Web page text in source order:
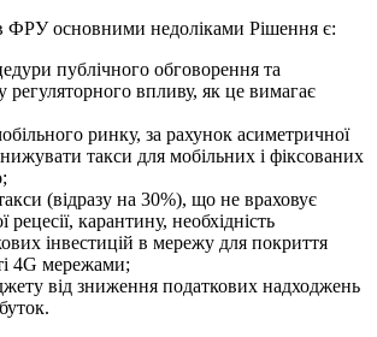
ФРУ основними недоліками Рішення є:
публічного обговорення та
регуляторного впливу, як це вимагає
ринку, за рахунок асиметричної
такси для мобільних і фіксованих
(відразу на 30%), що не враховує
рецесії, карантину, необхідність
інвестицій в мережу для покриття
4G мережами;
від зниження податкових надходжень